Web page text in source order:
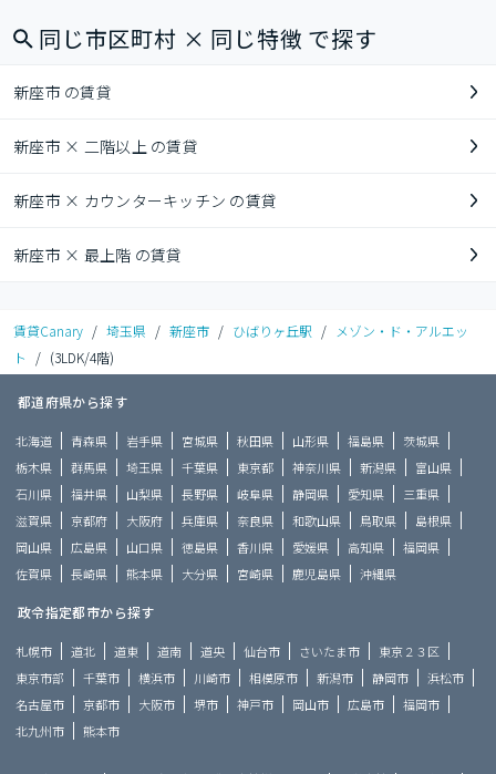
同じ市区町村 × 同じ特徴 で探す
新座市 の賃貸
新座市 × 二階以上 の賃貸
新座市 × カウンターキッチン の賃貸
新座市 × 最上階 の賃貸
賃貸Canary / 埼玉県 / 新座市 / ひばりヶ丘駅 /
メゾン・ド・アルエッ
ト
/ (3LDK/4階)
都道府県から探す
北海道 青森県 岩手県 宮城県 秋田県 山形県 福島県
茨城県
栃木県
群馬県 埼玉県 千葉県 東京都 神奈川県 新潟県
富山県
石川県
福井県 山梨県 長野県 岐阜県 静岡県 愛知県
三重県
滋賀県
京都府 大阪府 兵庫県 奈良県 和歌山県 鳥取県
島根県
岡山県
広島県 山口県 徳島県 香川県 愛媛県 高知県
福岡県
佐賀県
長崎県 熊本県 大分県 宮崎県 鹿児島県 沖縄県
政令指定都市から探す
札幌市 道北 道東 道南 道央 仙台市 さいたま市
東京２３区
東京市部
千葉市 横浜市 川崎市 相模原市 新潟市 静岡市
浜松市
名古屋市
京都市 大阪市 堺市 神戸市 岡山市 広島市
福岡市
北九州市
熊本市